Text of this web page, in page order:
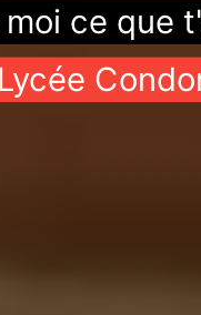
moi ce que